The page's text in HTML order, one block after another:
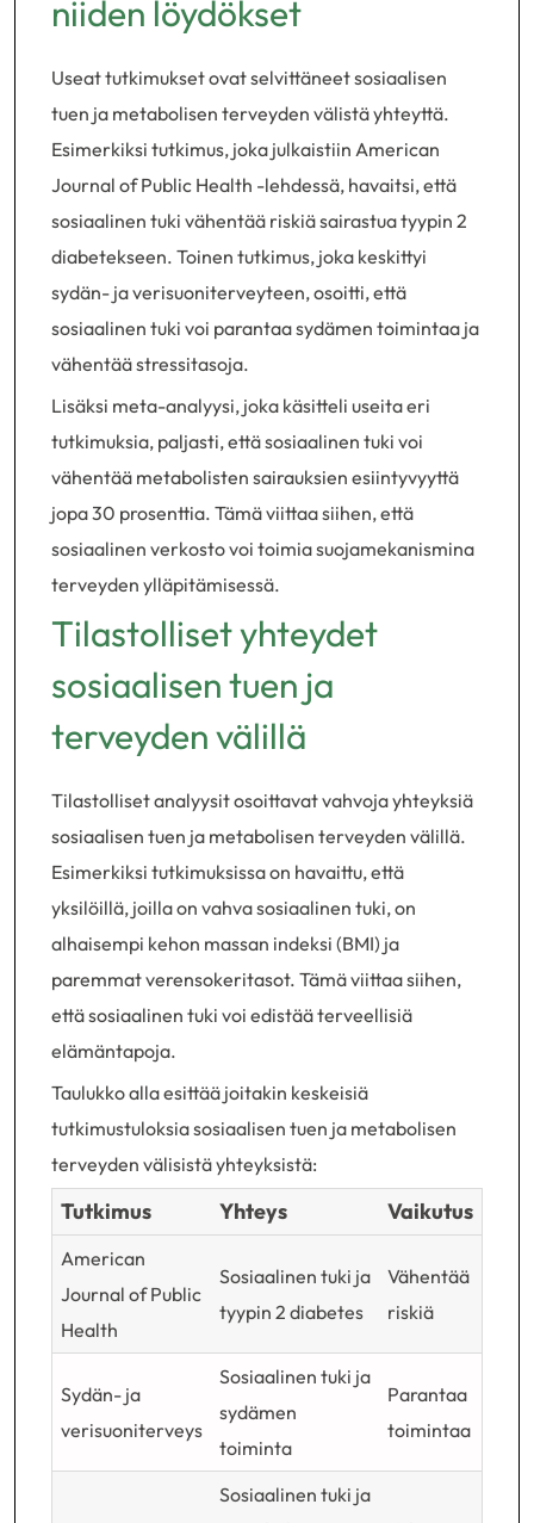
niiden löydökset
Useat tutkimukset ovat selvittäneet sosiaalisen
tuen ja metabolisen terveyden välistä yhteyttä.
Esimerkiksi tutkimus, joka julkaistiin American
Journal of Public Health -lehdessä, havaitsi, että
sosiaalinen tuki vähentää riskiä sairastua tyypin 2
diabetekseen. Toinen tutkimus, joka keskittyi
sydän- ja verisuoniterveyteen, osoitti, että
sosiaalinen tuki voi parantaa sydämen toimintaa ja
vähentää stressitasoja.
Lisäksi meta-analyysi, joka käsitteli useita eri
tutkimuksia, paljasti, että sosiaalinen tuki voi
vähentää metabolisten sairauksien esiintyvyyttä
jopa 30 prosenttia. Tämä viittaa siihen, että
sosiaalinen verkosto voi toimia suojamekanismina
terveyden ylläpitämisessä.
Tilastolliset yhteydet
sosiaalisen tuen ja
terveyden välillä
Tilastolliset analyysit osoittavat vahvoja yhteyksiä
sosiaalisen tuen ja metabolisen terveyden välillä.
Esimerkiksi tutkimuksissa on havaittu, että
yksilöillä, joilla on vahva sosiaalinen tuki, on
alhaisempi kehon massan indeksi (BMI) ja
paremmat verensokeritasot. Tämä viittaa siihen,
että sosiaalinen tuki voi edistää terveellisiä
elämäntapoja.
Taulukko alla esittää joitakin keskeisiä
tutkimustuloksia sosiaalisen tuen ja metabolisen
terveyden välisistä yhteyksistä:
Tutkimus Yhteys Vaikutus
American
Journal of Public
Health
Sosiaalinen tuki ja
tyypin 2 diabetes
Vähentää
riskiä
Sydän- ja
verisuoniterveys
Sosiaalinen tuki ja
sydämen
toiminta
Parantaa
toimintaa
Sosiaalinen tuki ja